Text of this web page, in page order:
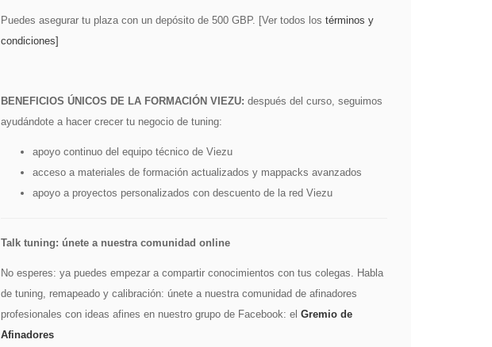
desde
hasta
£2,165.00
Puedes asegurar tu plaza con un depósito de 500 GBP. [Ver todos los términos y
condiciones]
BENEFICIOS ÚNICOS DE LA FORMACIÓN VIEZU: después del curso, seguimos
ayudándote a hacer crecer tu negocio de tuning:
apoyo continuo del equipo técnico de Viezu
acceso a materiales de formación actualizados y mappacks avanzados
apoyo a proyectos personalizados con descuento de la red Viezu
Talk tuning: únete a nuestra comunidad online
No esperes: ya puedes empezar a compartir conocimientos con tus colegas. Habla
de tuning, remapeado y calibración: únete a nuestra comunidad de afinadores
profesionales con ideas afines en nuestro grupo de Facebook: el Gremio de
Afinadores